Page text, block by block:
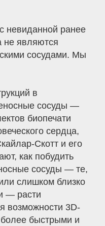
невиданной ранее
не являются
сосудами. Мы
в
сосуды —
биопечати
сердца,
Скотт и его
как побудить
сосуды — те,
слишком близко
— расти
возможности 3D-
быстрыми и